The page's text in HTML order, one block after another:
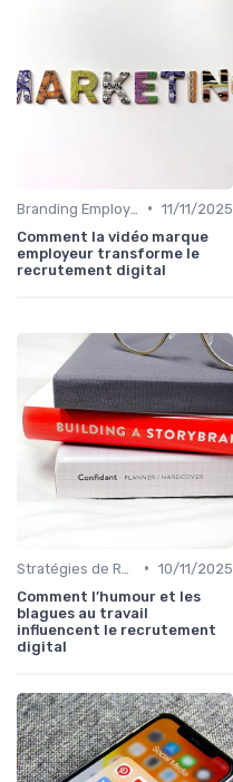
• 11/11/2025
Comment la vidéo marque
employeur transforme le
recrutement digital
• 10/11/2025
Comment l’humour et les
blagues au travail
influencent le recrutement
digital